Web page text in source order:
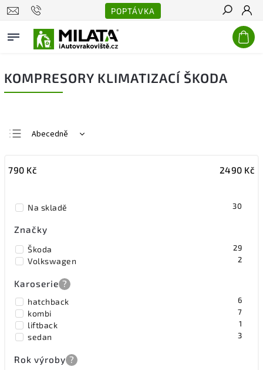
POPTÁVKA
Hledat
KOMPRESORY KLIMATIZACÍ ŠKODA
Abecedně
Nejdražší
790 Kč 2490 Kč
Na skladě 30
Značky
Škoda 29
Volkswagen 2
Karoserie ?
hatchback 6
kombi 7
liftback 1
sedan 3
Rok výroby ?